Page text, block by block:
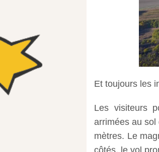
Et toujours les
Les visiteurs
arrimées au sol
mètres. Le